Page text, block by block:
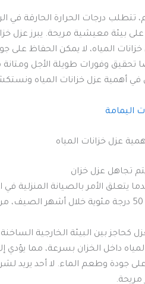
تتطلب درجات الحرارة الحارقة في
على بيئة معيشية مريحة. يبرز عزل
خزانات المياه، لا يمكن الحفاظ
تحقيق وفورات طويلة الأجل ومتانة
أهمية عزل خزانات المياه
اليمامة
تجاهل عزل خزان
يتعلق الأمر بالصيانة المنزلية
كحاجز بين البيئة الخارجية
داخل الخزان بسرعة، مما يؤدي
جودة وطعم الماء. لا أحد يريد
مريحة.